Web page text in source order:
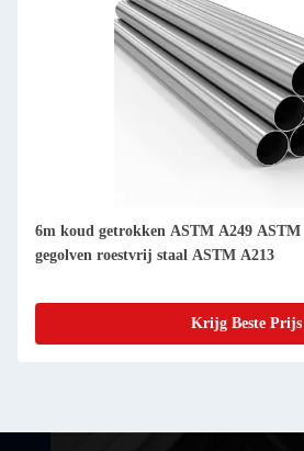
ASTM A249 ASTM A269 Buizen helder
staal ASTM A213